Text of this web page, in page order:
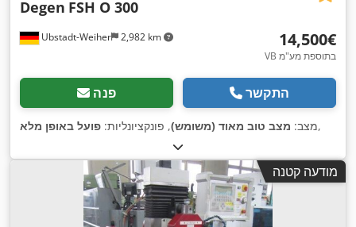
Ubstadt-Weiher 2,982 km
Degen FSH O 300
‏14,500 ‏€
VB בתוספת מע"מ
פנה התקשר
מצב: מצב טוב מאוד (משומש), פונקציונליות: פועל באופן מלא ,
מודעה קטנה